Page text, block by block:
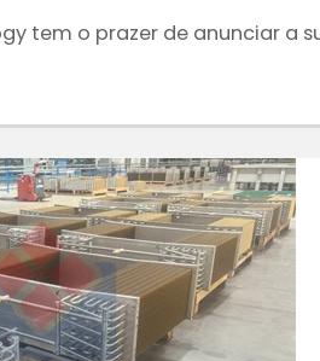
tem o prazer de anunciar a